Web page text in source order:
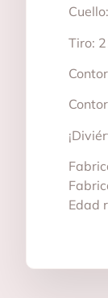
Tiro:
Edad